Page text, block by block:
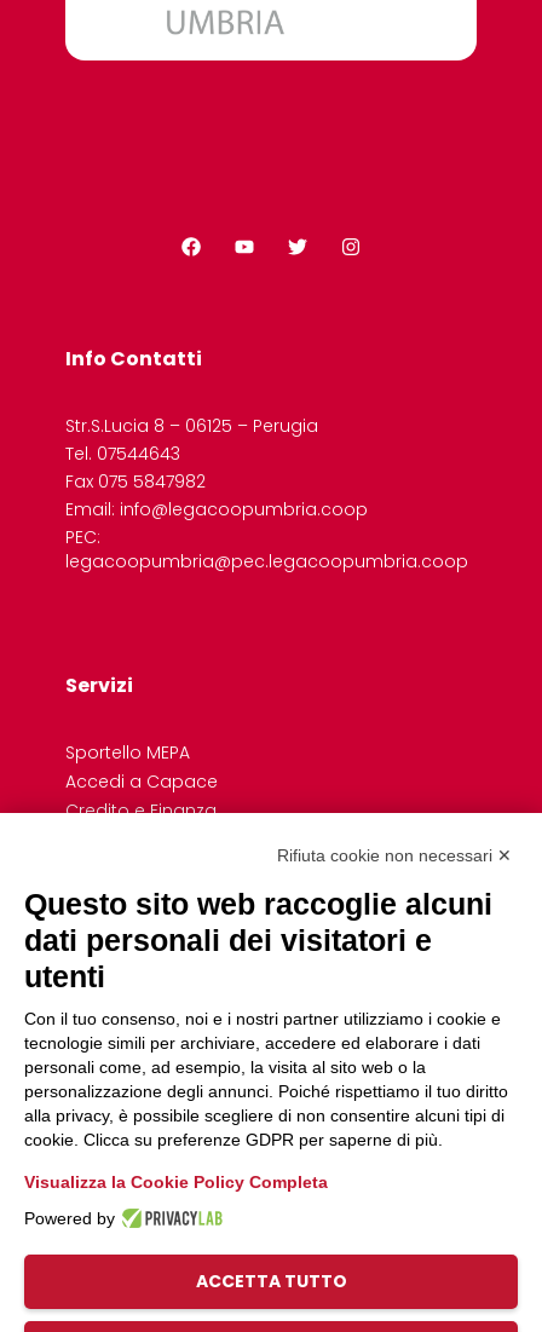
Info Contatti
Str.S.Lucia 8 – 06125 – Perugia
Tel. 07544643
Fax 075 5847982
Email: info@legacoopumbria.coop
PEC:
legacoopumbria@pec.legacoopumbria.coop
Servizi
Sportello MEPA
Accedi a Capace
Credito e Finanza
Previdenza cooperativa
Convenzioni
Link Rapidi
Associazioni di Settore e Dipartimenti
Uffici
Servizio Civile
Fare cooperativa
Pico Umbria
Rifiuta cookie non necessari ✕
Questo sito web raccoglie alcuni
dati personali dei visitatori e
utenti
Con il tuo consenso, noi e i nostri partner utilizziamo i cookie e
tecnologie simili per archiviare, accedere ed elaborare i dati
personali come, ad esempio, la visita al sito web o la
personalizzazione degli annunci. Poiché rispettiamo il tuo diritto
alla privacy, è possibile scegliere di non consentire alcuni tipi di
cookie. Clicca su preferenze GDPR per saperne di più.
Visualizza la Cookie Policy Completa
Powered by
ACCETTA TUTTO